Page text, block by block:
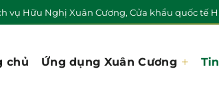
vụ Hữu Nghị Xuân Cương, Cửa khẩu quốc tế
chủ Ứng dụng Xuân Cương